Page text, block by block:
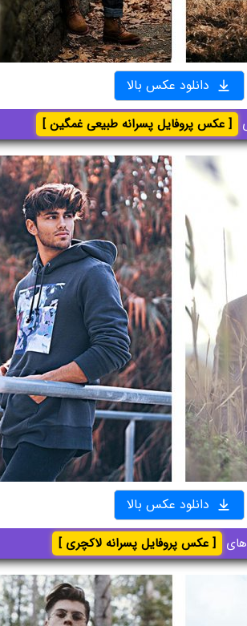
دانلود عکس بالا
[ عکس پروفایل پسرانه طبیعی غمگین ]
دانلود عکس بالا
[ عکس پروفایل پسرانه لاکچری ]